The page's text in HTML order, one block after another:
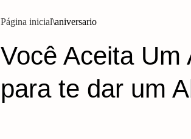
Página inicial aniversario
Você Aceita Um
para te dar um